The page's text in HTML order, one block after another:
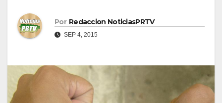
Por Redaccion NoticiasPRTV
SEP 4, 2015